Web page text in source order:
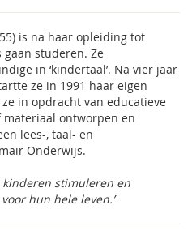
is na haar opleiding tot
studeren. Ze
in ‘kindertaal’. Na vier jaar
ze in 1991 haar eigen
in opdracht van educatieve
ontworpen en
lees-, taal- en
Onderwijs.
kinderen stimuleren en
hun hele leven.’